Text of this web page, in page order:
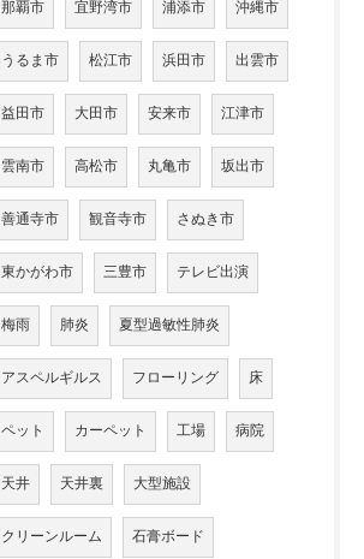
那覇市 宜野湾市 浦添市 沖縄市
うるま市 松江市 浜田市 出雲市
益田市 大田市 安来市 江津市
雲南市 高松市 丸亀市 坂出市
善通寺市 観音寺市 さぬき市
東かがわ市 三豊市 テレビ出演
梅雨 肺炎 夏型過敏性肺炎
アスペルギルス フローリング 床
ペット カーペット 工場 病院
天井 天井裏 大型施設
クリーンルーム 石膏ボード